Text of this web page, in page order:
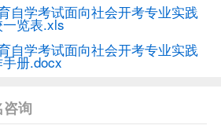
自学考试面向社会开考专业实践
览表.xls
自学考试面向社会开考专业实践
册.docx
询